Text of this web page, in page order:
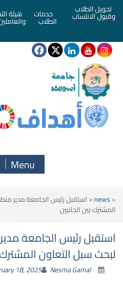
تحويل الطلاب
وقبول الانتساب خدمات
الطلاب
هيئة
Menu
<
news
<استقبل رئيس الجامعة مدير
المشترك بين الجانبين
استقبل رئيس الجامعة
لبحث سبل التعاون المشترك
18, 2025 Nesma Gamal